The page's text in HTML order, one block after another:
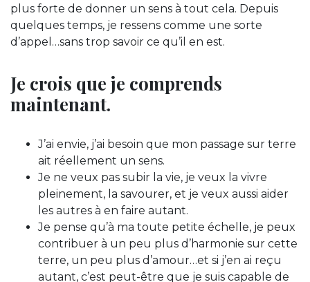
plus forte de donner un sens à tout cela. Depuis
quelques temps, je ressens comme une sorte
d’appel…sans trop savoir ce qu’il en est.
Je crois que je comprends
maintenant.
J’ai envie, j’ai besoin que mon passage sur terre
ait réellement un sens.
Je ne veux pas subir la vie, je veux la vivre
pleinement, la savourer, et je veux aussi aider
les autres à en faire autant.
Je pense qu’à ma toute petite échelle, je peux
contribuer à un peu plus d’harmonie sur cette
terre, un peu plus d’amour…et si j’en ai reçu
autant, c’est peut-être que je suis capable de